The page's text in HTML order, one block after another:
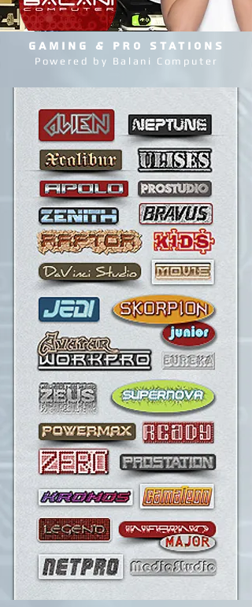
GAMING & PRO STATIONS
Powered by Balani Computer